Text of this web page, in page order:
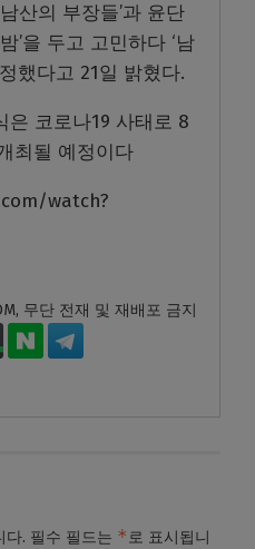
산의 부장들’과 윤단
’을 두고 고민하다 ‘남
했다고 21일 밝혔다.
은 코로나19 사태로 8
최될 예정이다
watch?
무단 전재 및 재배포 금지
다. 필수 필드는 *로 표시됩니